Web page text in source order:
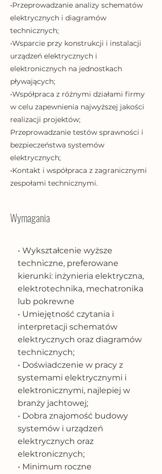
•Przeprowadzanie analizy schematów
elektrycznych i diagramów
technicznych;
•Wsparcie przy konstrukcji i instalacji
urządzeń elektrycznych i
elektronicznych na jednostkach
pływających;
•Współpraca z różnymi działami firmy
w celu zapewnienia najwyższej jakości
realizacji projektów;
Przeprowadzanie testów sprawności i
bezpieczeństwa systemów
elektrycznych;
•Kontakt i współpraca z zagranicznymi
zespołami technicznymi.
Wymagania
• Wykształcenie wyższe
techniczne, preferowane
kierunki: inżynieria elektryczna,
elektrotechnika, mechatronika
lub pokrewne
• Umiejętność czytania i
interpretacji schematów
elektrycznych oraz diagramów
technicznych;
• Doświadczenie w pracy z
systemami elektrycznymi i
elektronicznymi, najlepiej w
branży jachtowej;
• Dobra znajomość budowy
systemów i urządzeń
elektrycznych oraz
elektronicznych;
• Minimum roczne